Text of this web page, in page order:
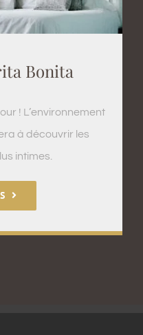
Bonita
! L’environnement
à découvrir les
intimes.